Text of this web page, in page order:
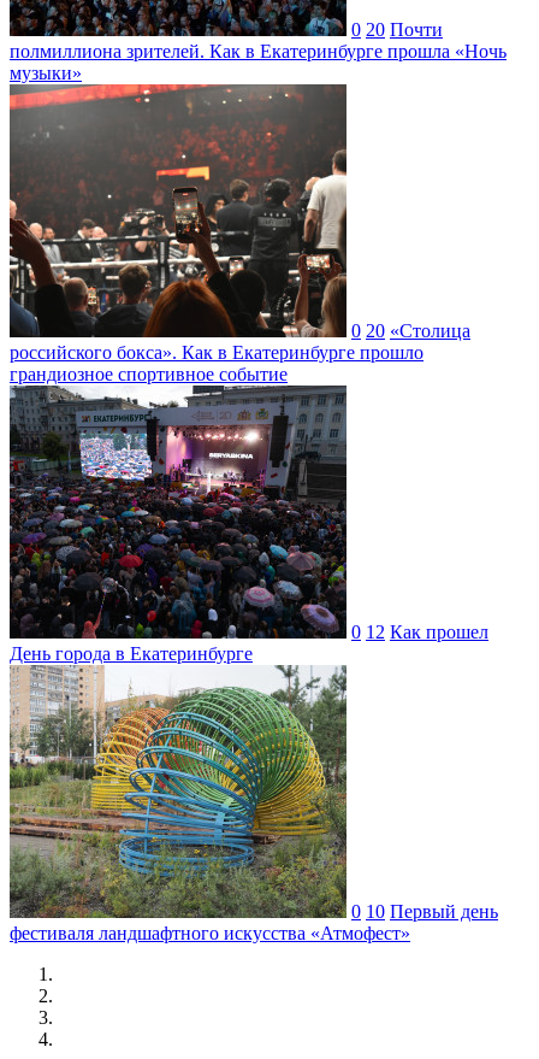
0 20 Почти
полмиллиона зрителей. Как в Екатеринбурге прошла «Ночь
музыки»
0 20 «Столица
российского бокса». Как в Екатеринбурге прошло
грандиозное спортивное событие
0 12 Как прошел
День города в Екатеринбурге
0 10 Первый день
фестиваля ландшафтного искусства «Атмофест»